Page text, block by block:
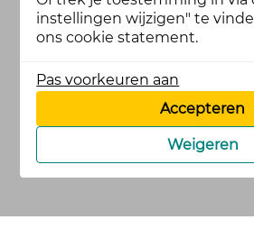
instellingen wijzigen" te
ons cookie statement.
Pas voorkeuren aan
Accepteren
Weigeren